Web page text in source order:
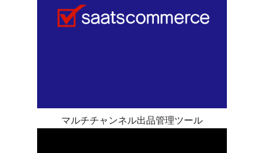
マルチチャンネル出品管理ツール